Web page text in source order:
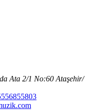
Ata 2/1 No:60 Ataşehir/